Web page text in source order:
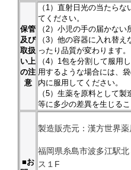
保管
及び
取扱
い上
の注
意
（1）直射日光の当たら
てください。
（2）小児の手の届かない
（3）他の容器に入れ替
ったり品質が変わります。
（4）1包を分割して服用
用するような場合には、
内に服用してください。
（5）生薬を原料として
等に多少の差異を生じるこ
■お
製造販売元：漢方世界薬
福岡県糸島市波多江駅
ス１F